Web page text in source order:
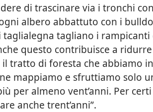
di trascinare via i tronchi
albero abbattuto con i
tagliano i rampicanti
questo contribuisce a
tratto di foresta che abbiamo
mappiamo e sfruttiamo solo
per almeno vent’anni. Per
anche trent’anni”.